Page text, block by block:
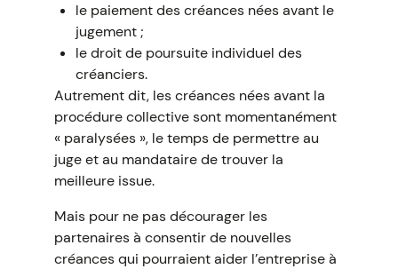
le paiement des créances nées avant le
jugement ;
le droit de poursuite individuel des
créanciers.
Autrement dit, les créances nées avant la
procédure collective sont momentanément
« paralysées », le temps de permettre au
juge et au mandataire de trouver la
meilleure issue.
Mais pour ne pas décourager les
partenaires à consentir de nouvelles
créances qui pourraient aider l’entreprise à